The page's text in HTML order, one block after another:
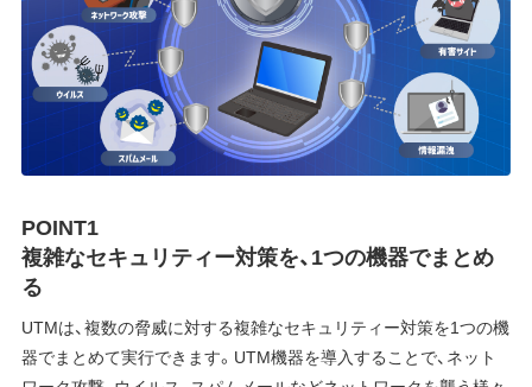
POINT1
複雑なセキュリティー対策を、1つの機器でまとめ
る
UTMは、複数の脅威に対する複雑なセキュリティー対策を1つの機
器でまとめて実行できます。UTM機器を導入することで、ネット